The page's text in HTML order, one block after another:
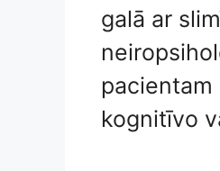
galā ar
kognitīvo